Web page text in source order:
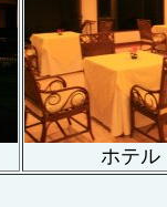
ホテル